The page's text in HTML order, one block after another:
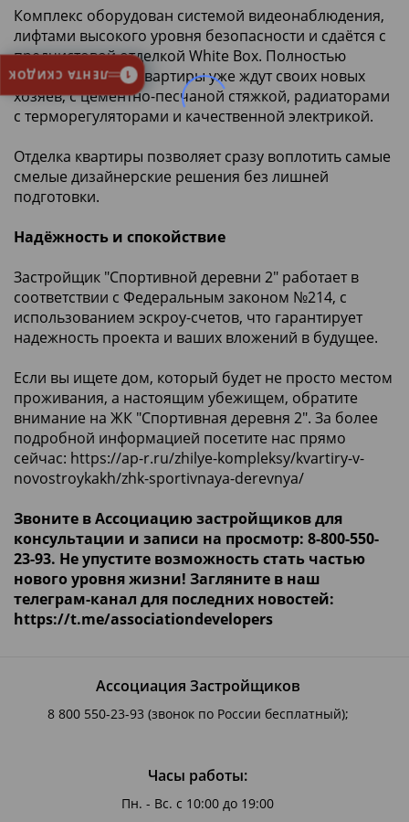
Комплекс оборудован системой видеонаблюдения,
лифтами высокого уровня безопасности и сдаётся с
предчистовой отделкой White Box. Полностью
подготовленные квартиры уже ждут своих новых
хозяев, с цементно-песчаной стяжкой, радиаторами
с терморегуляторами и качественной электрикой.
Отделка квартиры позволяет сразу воплотить самые
смелые дизайнерские решения без лишней
подготовки.
Надёжность и спокойствие
Застройщик "Спортивной деревни 2" работает в
соответствии с Федеральным законом №214, с
использованием эскроу-счетов, что гарантирует
надежность проекта и ваших вложений в будущее.
Если вы ищете дом, который будет не просто местом
проживания, а настоящим убежищем, обратите
внимание на ЖК "Спортивная деревня 2". За более
подробной информацией посетите нас прямо
сейчас: https://ap-r.ru/zhilye-kompleksy/kvartiry-v-
novostroykakh/zhk-sportivnaya-derevnya/
Звоните в Ассоциацию застройщиков для
консультации и записи на просмотр: 8-800-550-
23-93. Не упустите возможность стать частью
нового уровня жизни! Загляните в наш
телеграм-канал для последних новостей:
https://t.me/associationdevelopers
Ассоциация Застройщиков
8 800 550-23-93 (звонок по России бесплатный);
Часы работы:
Пн. - Вс. с 10:00 до 19:00
1
ЛЕНТА СКИДОК